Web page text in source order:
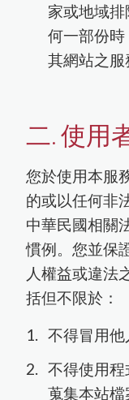
Menu
產品介紹
聯絡我們
Language
中文
English
家或地域
何一部份
其網站之服
二. 使用
您於使用本服
的或以任何非
中華民國相關
慣例。您並保
人權益或違法
括但不限於：
不得冒用他
不得使用
蒐集本站